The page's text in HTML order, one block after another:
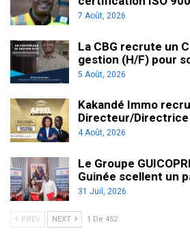
7 Août, 2026
La CBG recrute un
gestion (H/F) pour
5 Août, 2026
Kakandé Immo
Directeur/Directrice
4 Août, 2026
Le Groupe
Guinée scellent un
31 Juil, 2026
PREV NEXT 1 De 452